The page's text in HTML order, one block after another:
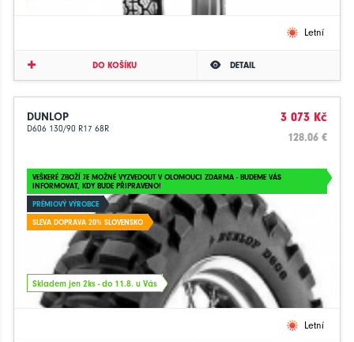
Letní
DO KOŠÍKU DETAIL
DUNLOP
D606 130/90 R17 68R
3 073 Kč
128.06 €
VEŠKERÉ ZBOŽÍ JE MOŽNÉ VYZVEDOUT V OLOMOUCI ZDARMA - BUDEME VÁS
INFORMOVAT, KDY BUDE PŘIPRAVENO!
PRÉMIOVÝ VÝROBCE
SLEVA DOPRAVA 20% SLOVENSKO
Skladem jen 2ks - do 11.8. u Vás
Letní